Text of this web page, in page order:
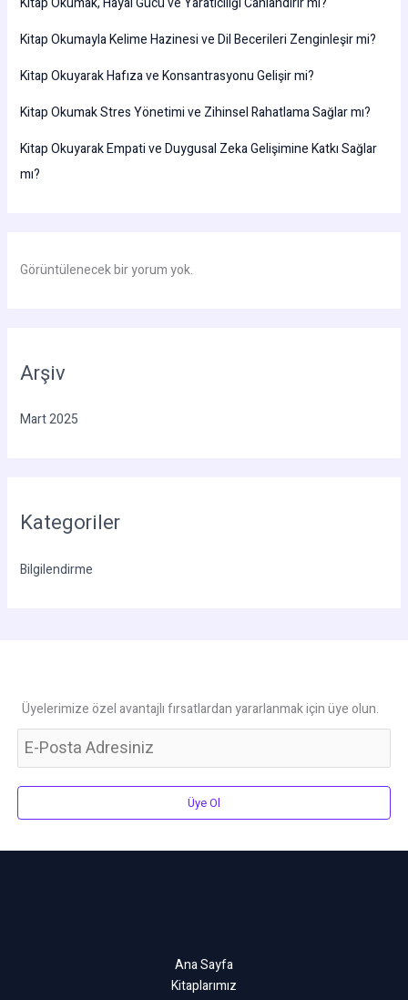
Kitap Okumayla Kelime Hazinesi ve Dil Becerileri Zenginleşir mi?
Kitap Okuyarak Hafıza ve Konsantrasyonu Gelişir mi?
Kitap Okumak Stres Yönetimi ve Zihinsel Rahatlama Sağlar mı?
Kitap Okuyarak Empati ve Duygusal Zeka Gelişimine Katkı Sağlar
mı?
Görüntülenecek bir yorum yok.
Arşiv
Mart 2025
Kategoriler
Bilgilendirme
Üyelerimize özel avantajlı fırsatlardan yararlanmak için üye olun.
Üye Ol
Ana Sayfa
Kitaplarımız